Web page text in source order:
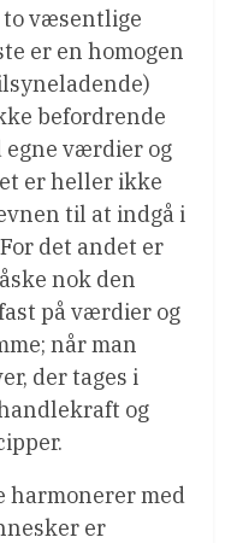
to væsentlige
er en homogen
befordrende
egne værdier og
er heller ikke
til at indgå i
det andet er
nok den
på værdier og
når man
der tages i
og
harmonerer med
er